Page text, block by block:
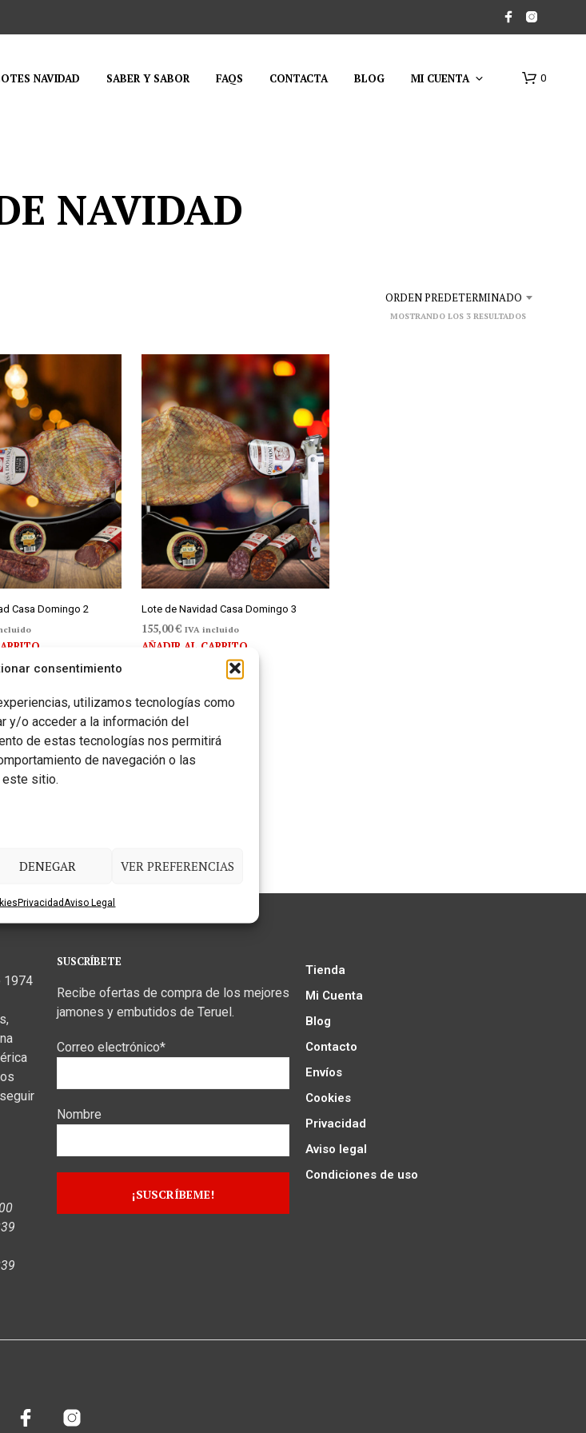
consentimiento
utilizamos tecnologías como
y/o acceder a la información del
de estas tecnologías nos permitirá
de navegación o las
este sitio.
DENEGAR VER PREFERENCIAS
Privacidad Aviso Legal
NAVIDAD SABER Y SABOR FAQS CONTACTA BLOG MI CUENTA 0
NAVIDAD
ORDEN PREDETERMINADO
MOSTRANDO LOS 3 RESULTADOS
Casa Domingo 2 Lote de Navidad Casa Domingo 3
155,00€ IVA incluido
AÑADIR AL CARRITO
1974
SUSCRÍBETE
Recibe ofertas de compra de los mejores
jamones y embutidos de Teruel.
Correo electrónico*
Nombre
Tienda
Mi Cuenta
Blog
Contacto
Envíos
Cookies
Privacidad
Aviso legal
Condiciones de uso